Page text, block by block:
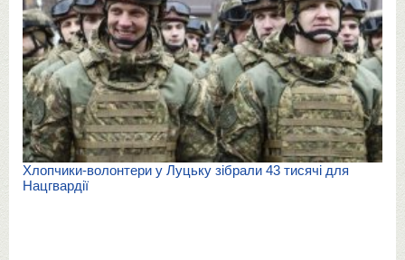
Хлопчики-волонтери у Луцьку зібрали 43 тисячі для
Нацгвардії